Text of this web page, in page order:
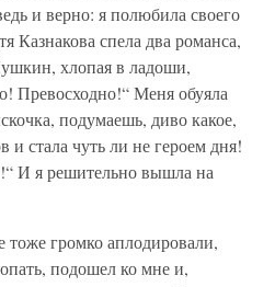
и верно: я полюбила своего
Казнакова спела два романса,
хлопая в ладоши,
Превосходно!“ Меня обуяла
подумаешь, диво какое,
стала чуть ли не героем дня!
И я решительно вышла на
тоже громко аплодировали,
подошел ко мне и,